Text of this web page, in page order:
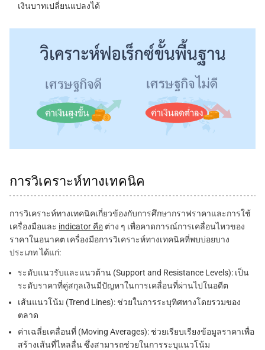
เงินบาทเปลี่ยนแปลงได้
การวิเคราะห์ทางเทคนิค
การวิเคราะห์ทางเทคนิคเกี่ยวข้องกับการศึกษากราฟราคาและการใช้
เครื่องมือและ indicator คือ ต่าง ๆ เพื่อคาดการณ์การเคลื่อนไหวของ
ราคาในอนาคต เครื่องมือการวิเคราะห์ทางเทคนิคที่พบบ่อยบาง
ประเภท ได้แก่:
ระดับแนวรับและแนวต้าน (Support and Resistance Levels): เป็น
ระดับราคาที่คู่สกุลเงินมีปัญหาในการเคลื่อนที่ผ่านไปในอดีต
เส้นแนวโน้ม (Trend Lines): ช่วยในการระบุทิศทางโดยรวมของ
ตลาด
ค่าเฉลี่ยเคลื่อนที่ (Moving Averages): ช่วยเรียบเรียงข้อมูลราคาเพื่อ
สร้างเส้นที่ไหลลื่น ซึ่งสามารถช่วยในการระบุแนวโน้ม